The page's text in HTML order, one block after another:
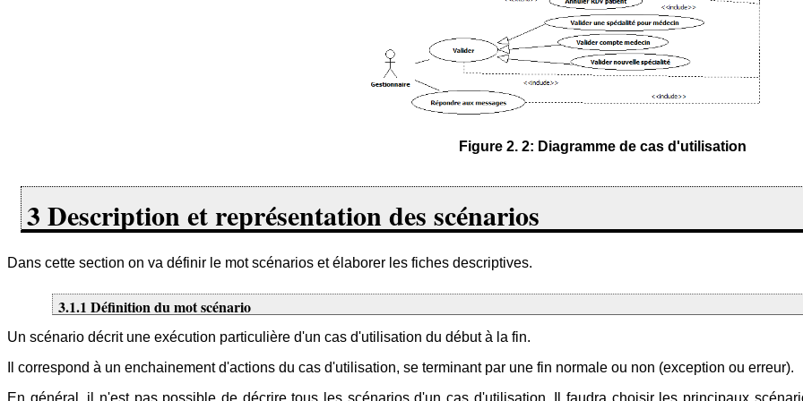
Figure 2. 2: Diagramme de cas d'utilisation
3 Description et représentation des scénarios
Dans cette section on va définir le mot scénarios et élaborer les fiches descriptives.
3.1.1 Définition du mot scénario
Un scénario décrit une exécution particulière d'un cas d'utilisation du début à la fin.
Il correspond à un enchainement d'actions du cas d'utilisation, se terminant par une fin normale ou non (exception ou erreur).
En général, il n'est pas possible de décrire tous les scénarios d'un cas d'utilisation. Il faudra choisir les principaux